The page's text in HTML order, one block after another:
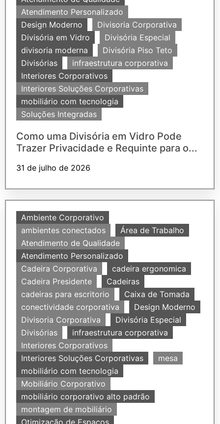
Atendimento Personalizado
Design Moderno
Divisoria Corporativa
Divisória em Vidro
Divisória Especial
divisoria moderna
Divisória Piso Teto
Divisórias
infraestrutura corporativa
Interiores Corporativos
Interiores Soluções Corporativas
mobiliário com tecnologia
Soluções Integradas
Como uma Divisória em Vidro Pode
Trazer Privacidade e Requinte para o...
31 de julho de 2026
Ambiente Corporativo
ambientes conectados
Área de Trabalho
Atendimento de Qualidade
Atendimento Personalizado
Cadeira Corporativa
cadeira ergonomica
Cadeira Presidente
Cadeiras
cadeiras para escritorio
Caixa de Tomada
conectividade corporativa
Design Moderno
Divisoria Corporativa
Divisória Especial
Divisórias
infraestrutura corporativa
Interiores Corporativos
Interiores Soluções Corporativas
mesa
mobiliário com tecnologia
Mobiliário Corporativo
mobiliário corporativo alto padrão
montagem de mobiliário
Otimização de Espaços